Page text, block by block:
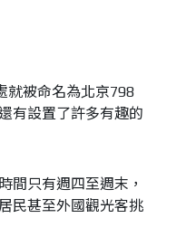
就被命名為北京798
有設置了許多有趣的
間只有週四至週末，
民甚至外國觀光客挑